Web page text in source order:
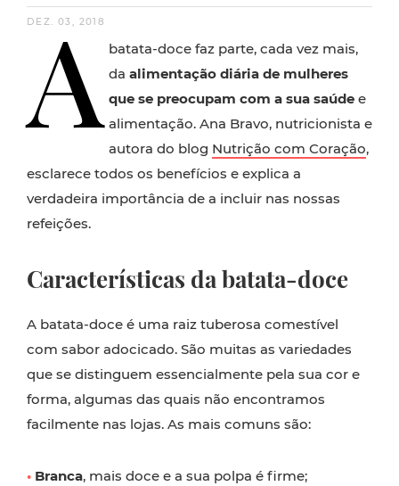
DEZ. 03, 2018
A batata-doce faz parte, cada vez mais,
da alimentação diária de mulheres
que se preocupam com a sua saúde e
alimentação. Ana Bravo, nutricionista e
autora do blog Nutrição com Coração,
esclarece todos os benefícios e explica a
verdadeira importância de a incluir nas nossas
refeições.
Características da batata-doce
A batata-doce é uma raiz tuberosa comestível
com sabor adocicado. São muitas as variedades
que se distinguem essencialmente pela sua cor e
forma, algumas das quais não encontramos
facilmente nas lojas. As mais comuns são:
• Branca, mais doce e a sua polpa é firme;